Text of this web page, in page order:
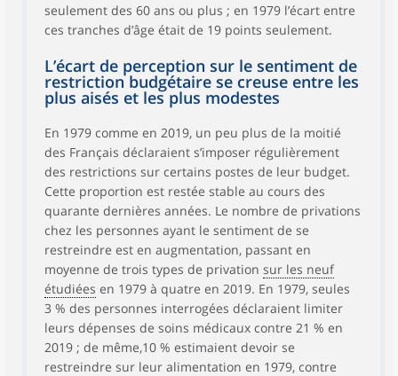
seulement des 60 ans ou plus ; en 1979 l’écart entre
ces tranches d’âge était de 19 points seulement.
L’écart de perception sur le sentiment de
restriction budgétaire se creuse entre les
plus aisés et les plus modestes
En 1979 comme en 2019, un peu plus de la moitié
des Français déclaraient s’imposer régulièrement
des restrictions sur certains postes de leur budget.
Cette proportion est restée stable au cours des
quarante dernières années. Le nombre de privations
chez les personnes ayant le sentiment de se
restreindre est en augmentation, passant en
moyenne de trois types de privation sur les neuf
étudiées en 1979 à quatre en 2019. En 1979, seules
3 % des personnes interrogées déclaraient limiter
leurs dépenses de soins médicaux contre 21 % en
2019 ; de même,10 % estimaient devoir se
restreindre sur leur alimentation en 1979, contre